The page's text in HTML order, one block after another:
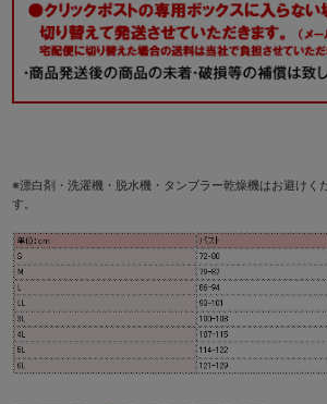
※漂白剤・洗濯機・脱水機・タンブラー乾燥機はお避けく
す。